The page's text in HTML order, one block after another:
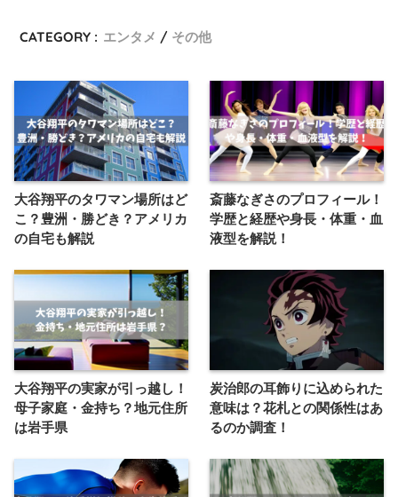
CATEGORY : エンタメ その他
大谷翔平のタワマン場所はど
こ？豊洲・勝どき？アメリカ
の自宅も解説
斎藤なぎさのプロフィール！
学歴と経歴や身長・体重・血
液型を解説！
大谷翔平の実家が引っ越し！
母子家庭・金持ち？地元住所
は岩手県
炭治郎の耳飾りに込められた
意味は？花札との関係性はあ
るのか調査！